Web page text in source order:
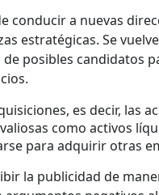
conducir a nuevas
estratégicas. Se
posibles candidatos
es decir, las
como activos
para adquirir otras
la publicidad de